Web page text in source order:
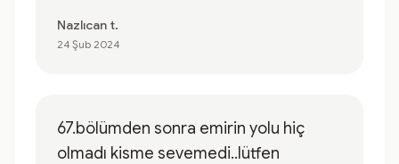
Nazlıcan t.
24 Şub 2024
67.bölümden sonra emirin yolu hiç
olmadı kisme sevemedi..lütfen